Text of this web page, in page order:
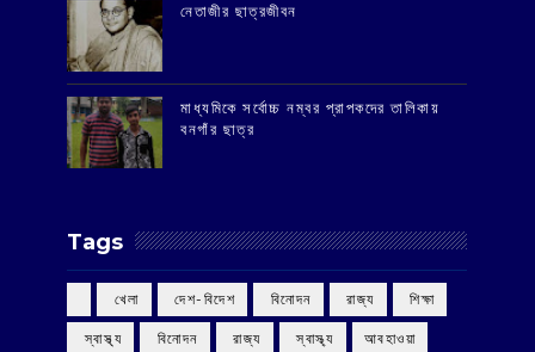
‌নেতাজীর ছাত্রজীবন
মাধ্যমিকে সর্বোচ্চ নম্বর প্রাপকদের তালিকায়
বনগাঁর ছাত্র
Tags
‌ খেলা ‌ দেশ-বিদেশ ‌ বিনোদন ‌ রাজ্য ‌ শিক্ষা
‌ স্বাস্থ্য ‌ বিনোদন ‌ রাজ্য ‌ স্বাস্থ্য আবহাওয়া